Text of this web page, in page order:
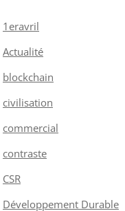
1eravril
Actualité
blockchain
civilisation
commercial
contraste
CSR
Développement Durable